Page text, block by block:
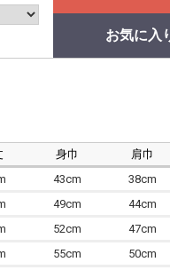
お気に入
身巾 肩巾
43cm 38cm
49cm 44cm
52cm 47cm
55cm 50cm